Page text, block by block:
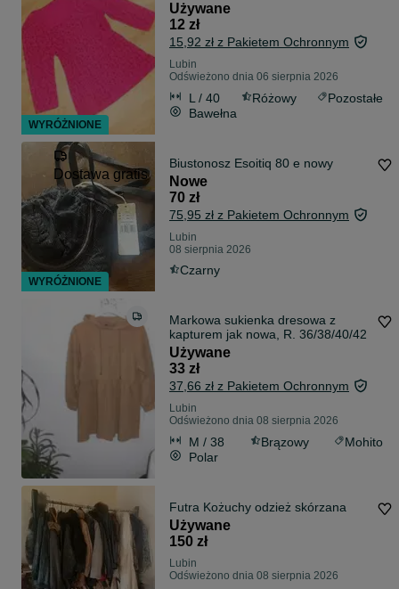
Używane
12 zł
15,92 zł z Pakietem Ochronnym
Lubin
Odświeżono dnia 06 sierpnia 2026
L / 40 Różowy
Pozostałe
Bawełna
Dostawa gratis
Biustonosz Esoitiq 80 e nowy
Nowe
70 zł
75,95 zł z Pakietem Ochronnym
Lubin
08 sierpnia 2026
Czarny
Markowa sukienka dresowa z
kapturem jak nowa, R. 36/38/40/42
Używane
33 zł
37,66 zł z Pakietem Ochronnym
Lubin
Odświeżono dnia 08 sierpnia 2026
M / 38 Brązowy
Mohito
Polar
Futra Kożuchy odzież skórzana
Używane
150 zł
Lubin
Odświeżono dnia 08 sierpnia 2026
WYRÓŻNIONE
WYRÓŻNIONE